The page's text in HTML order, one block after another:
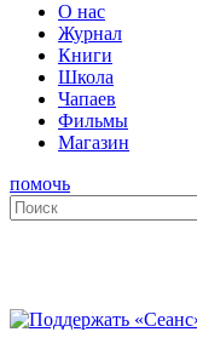
О нас
Журнал
Книги
Школа
Чапаев
Фильмы
Магазин
помочь